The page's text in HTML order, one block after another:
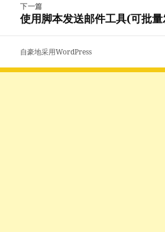
章：
下一篇
下
篇
文
使用脚本发送邮件工具(可批
自豪地采用WordPress